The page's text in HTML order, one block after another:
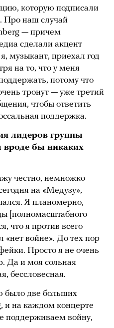
которую подписали
Про наш случай
— причем
сделали акцент
музыкант, приехал год
на то, что у меня
потому что
тронут — уже третий
чтобы ответить
поддержка.
лидеров группы
вроде бы никаких
честно, немножко
на «Медузу»,
Я планомерно,
[полномасштабного
что я против всего
«нет войне». До тех пор
Просто я не очень
Да и моя сольная
бессловесная.
было две больших
и на каждом концерте
поддерживаем войну,